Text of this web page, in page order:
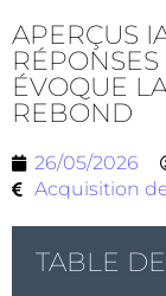
APERÇUS
ÉVOQUE
REBOND
26/05/2026
Acquisition
TABLE